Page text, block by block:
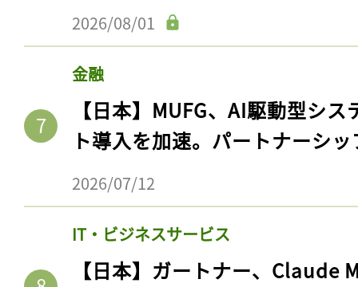
2026/08/01
金融
【日本】MUFG、AI駆動型シ
ト導入を加速。パートナーシ
2026/07/12
IT・ビジネスサービス
【日本】ガートナー、Claude